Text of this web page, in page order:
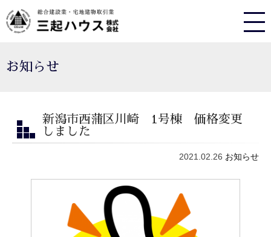
お知らせ
新潟市西蒲区川崎 1号棟 価格変更
しました
2021.02.26 お知らせ